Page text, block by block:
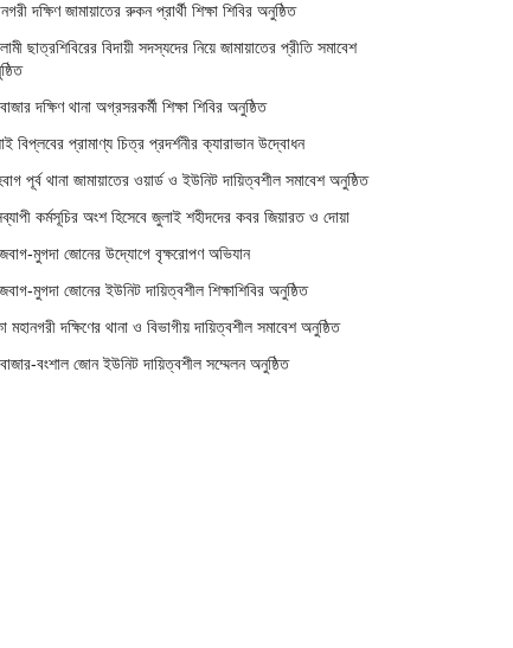
দক্ষিণ জামায়াতের রুকন প্রার্থী শিক্ষা শিবির অনুষ্ঠিত
ছাত্রশিবিরের বিদায়ী সদস্যদের নিয়ে জামায়াতের প্রীতি সমাবেশ
দক্ষিণ থানা অগ্রসরকর্মী শিক্ষা শিবির অনুষ্ঠিত
বিপ্লবের প্রামাণ্য চিত্র প্রদর্শনীর ক্যারাভান উদ্বোধন
পূর্ব থানা জামায়াতের ওয়ার্ড ও ইউনিট দায়িত্বশীল সমাবেশ অনুষ্ঠিত
কর্মসূচির অংশ হিসেবে জুলাই শহীদদের কবর জিয়ারত ও দোয়া
মুগদা জোনের উদ্যোগে বৃক্ষরোপণ অভিযান
মুগদা জোনের ইউনিট দায়িত্বশীল শিক্ষাশিবির অনুষ্ঠিত
মহানগরী দক্ষিণের থানা ও বিভাগীয় দায়িত্বশীল সমাবেশ অনুষ্ঠিত
বংশাল জোন ইউনিট দায়িত্বশীল সম্মেলন অনুষ্ঠিত